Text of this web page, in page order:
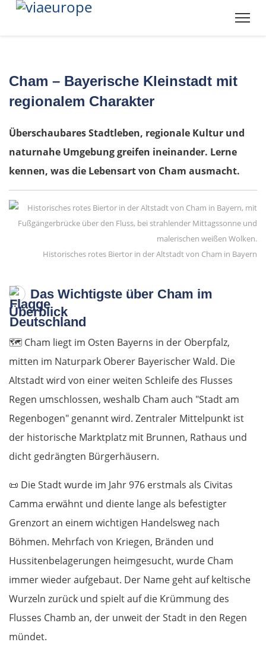
Cham – Bayerische Kleinstadt mit
regionalem Charakter
Überschaubares Stadtleben, regionale Kultur und
naturnahe Umgebung greifen ineinander. Lerne
kennen, was die Lebensart von Cham ausmacht.
Historisches rotes Biertor in der Altstadt von Cham in Bayern
Das Wichtigste über Cham im
Überblick
🗺️ Cham liegt im Osten Bayerns in der Oberpfalz,
mitten im Naturpark Oberer Bayerischer Wald. Die
Altstadt wird von einer weiten Schleife des Flusses
Regen umschlossen, weshalb Cham auch "Stadt am
Regenbogen" genannt wird. Zentraler Mittelpunkt ist
der historische Marktplatz mit Brunnen, Rathaus und
dicht gedrängten Bürgerhäusern.
📜 Die Stadt wurde im Jahr 976 erstmals als Civitas
Camma erwähnt und diente lange als befestigter
Grenzort an einem wichtigen Handelsweg nach
Böhmen. Mehrfach von Kriegen, Bränden und
Hussitenbelagerungen heimgesucht, wurde Cham
immer wieder aufgebaut. Der Name geht auf keltische
Wurzeln zurück und spielt auf die Krümmung des
Flusses Chamb an, der unweit der Stadt in den Regen
mündet.